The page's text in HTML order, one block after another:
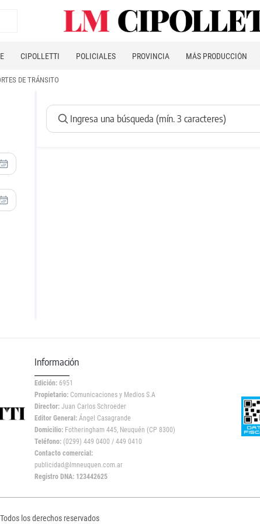
CIPOLLETTI POLICIALES PROVINCIA MÁS PRODUCCIÓN
DE TRÁNSITO
Información
Edición: 6951
Propietario: Comunicaciones y Medios S.A
Director: Juan Carlos Schroeder
Editor General: Ángel Casagrande
Domicilio: Fotheringham 445, Neuquén (CP 8300)
Teléfono: (0299) 449 0400 / 449 0410
Contacto comercial:
publicidad@lmneuquen.com.ar
Registro DNA: 123442625
los derechos reservados